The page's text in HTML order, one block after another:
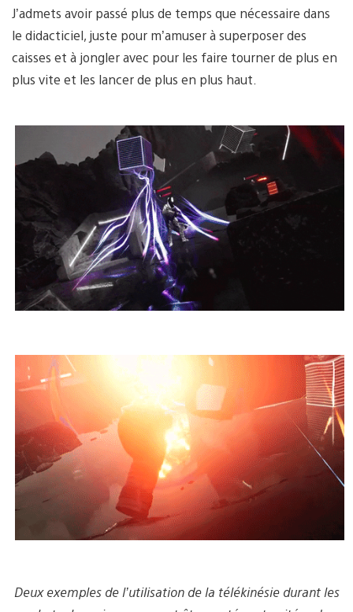
J’admets avoir passé plus de temps que nécessaire dans
le didacticiel, juste pour m’amuser à superposer des
caisses et à jongler avec pour les faire tourner de plus en
plus vite et les lancer de plus en plus haut.
Deux exemples de l’utilisation de la télékinésie durant les